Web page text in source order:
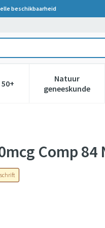
beschikbaarheid
categorieen kinderen
submenu voor Vitaliteit
Natuur
geneeskunde
Toon
Comp 84